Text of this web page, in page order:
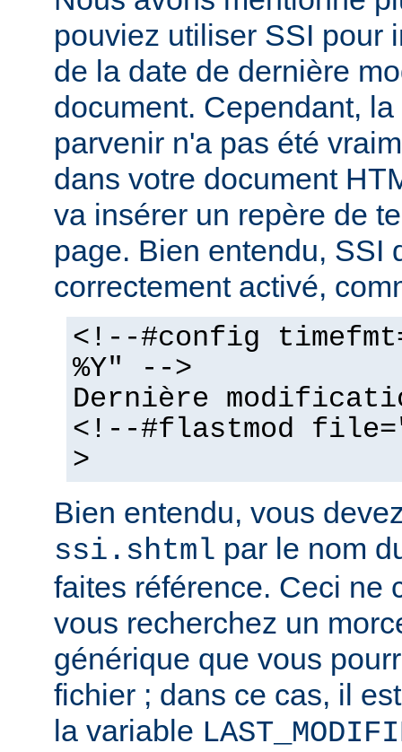
pouviez utiliser SSI pour
de la date de dernière
document. Cependant,
parvenir n'a pas été
dans votre document
va insérer un repère de
page. Bien entendu, SSI
correctement activé,
<!--#config
%Y" -->
Dernière
<!--#flastmod
>
Bien entendu, vous
ssi.shtml par le nom
faites référence. Ceci ne
vous recherchez un
générique que vous
fichier ; dans ce cas, il
la variable